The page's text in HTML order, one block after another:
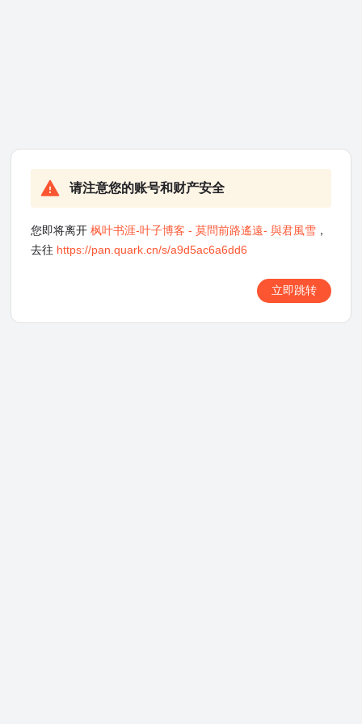
请注意您的账号和财产安全
您即将离开枫叶书涯-叶子博客 - 莫問前路遙遠- 與君風雪 ，
去往 https://pan.quark.cn/s/a9d5ac6a6dd6
立即跳转